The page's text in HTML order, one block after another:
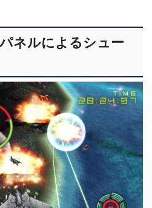
ネルによるシュー